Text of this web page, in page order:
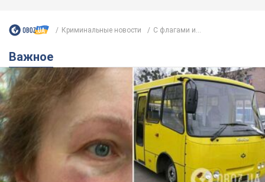
Криминальные новости C флагами и...
Важное